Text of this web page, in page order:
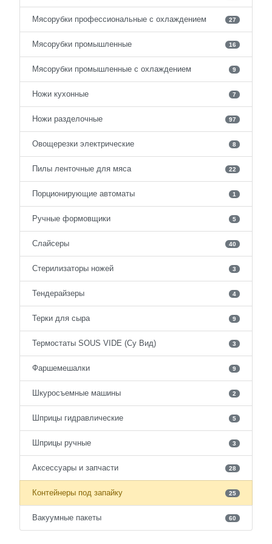
Мясорубки профессиональные с охлаждением 27
Мясорубки промышленные 16
Мясорубки промышленные с охлаждением 9
Ножи кухонные 7
Ножи разделочные 97
Овощерезки электрические 8
Пилы ленточные для мяса 22
Порционирующие автоматы 1
Ручные формовщики 5
Слайсеры 40
Стерилизаторы ножей 3
Тендерайзеры 4
Терки для сыра 9
Термостаты SOUS VIDE (Су Вид) 3
Фаршемешалки 9
Шкуросъемные машины 2
Шприцы гидравлические 5
Шприцы ручные 3
Аксессуары и запчасти 28
Контейнеры под запайку 25
Вакуумные пакеты 60